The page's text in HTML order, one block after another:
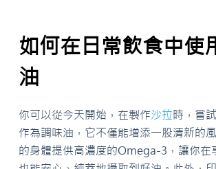
如何在日常飲食中使
油
你可以從今天開始，在製作沙拉時，嘗
作為調味油，它不僅能增添一股清新的
的身體提供高濃度的Omega-3，讓你在